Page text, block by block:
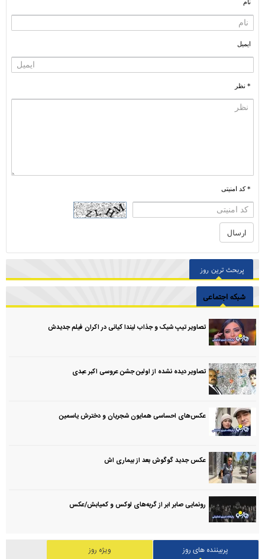
نام
ایمیل
* نظر
* کد امنیتی
پربحث ترین روز
شبکه اجتماعی
تصاویر تیپ شیک و جذاب لیندا کیانی در اکران فیلم جدیدش
تصاویر دیده نشده از اولین جشن عروسی اکبر عبدی
عکس‌های احساسی همایون شجریان و دخترش یاسمین
عکس جدید گوگوش بعد از بیماری اش
رونمایی صابر ابر از گربه‌های لوکس و کمیابش/عکس
پربیننده های روز ویژه روز